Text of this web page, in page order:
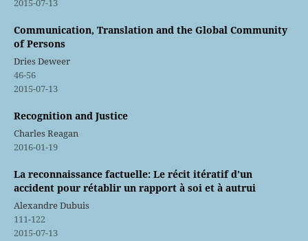
2015-07-13
Communication, Translation and the Global Community
of Persons
Dries Deweer
46-56
2015-07-13
Recognition and Justice
Charles Reagan
2016-01-19
La reconnaissance factuelle: Le récit itératif d’un
accident pour rétablir un rapport à soi et à autrui
Alexandre Dubuis
111-122
2015-07-13